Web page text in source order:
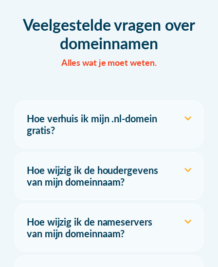
Veelgestelde vragen over
domeinnamen
Alles wat je moet weten.
Hoe verhuis ik mijn .nl-domein
gratis?
Hoe wijzig ik de houdergevens
van mijn domeinnaam?
Hoe wijzig ik de nameservers
van mijn domeinnaam?